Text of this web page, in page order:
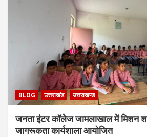
BLOG उत्तराखंड उत्तराखण्ड
जनता इंटर कॉलेज जामलाखाल में मिशन
जागरूकता कार्यशाला आयोजित